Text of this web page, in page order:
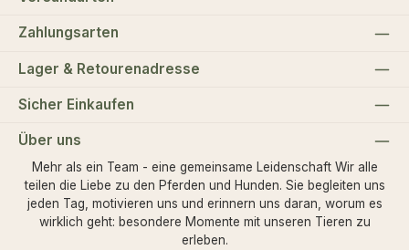
Zahlungsarten
Lager & Retourenadresse
Sicher Einkaufen
Über uns
Mehr als ein Team - eine gemeinsame Leidenschaft Wir alle
teilen die Liebe zu den Pferden und Hunden. Sie begleiten uns
jeden Tag, motivieren uns und erinnern uns daran, worum es
wirklich geht: besondere Momente mit unseren Tieren zu
erleben.